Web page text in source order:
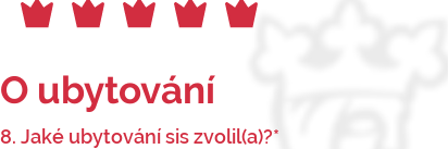
O ubytování
8. Jaké ubytování sis zvolil(a)?*